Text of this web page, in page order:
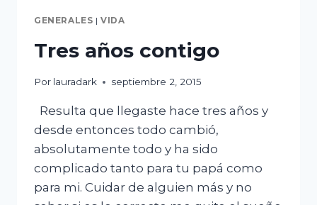
GENERALES |VIDA
Tres años contigo
Por lauradark septiembre 2, 2015
Resulta que llegaste hace tres años y
desde entonces todo cambió,
absolutamente todo y ha sido
complicado tanto para tu papá como
para mi. Cuidar de alguien más y no